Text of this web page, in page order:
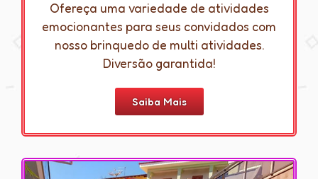
Ofereça uma variedade de atividades
emocionantes para seus convidados com
nosso brinquedo de multi atividades.
Diversão garantida!
Saiba Mais